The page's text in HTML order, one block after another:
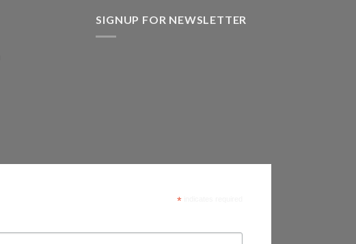
SIGNUP FOR NEWSLETTER
*indicates required